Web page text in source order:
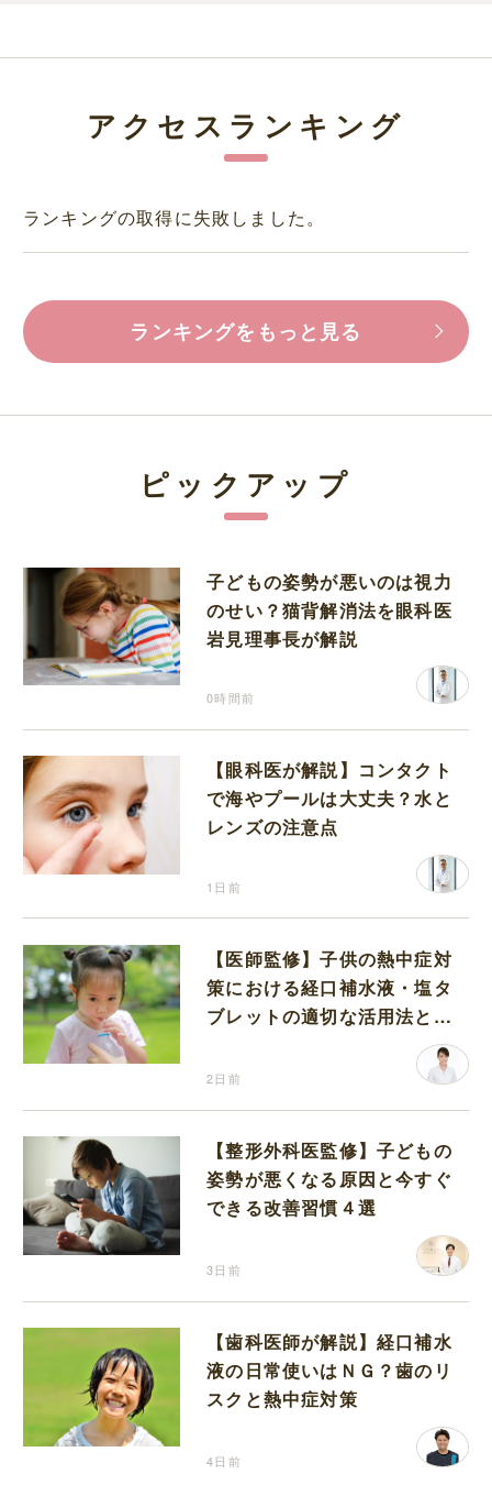
アクセスランキング
ランキングの取得に失敗しました。
ランキングをもっと見る
ピックアップ
子どもの姿勢が悪いのは視力
のせい？猫背解消法を眼科医
岩見理事長が解説
0時間前
【眼科医が解説】コンタクト
で海やプールは大丈夫？水と
レンズの注意点
1日前
【医師監修】子供の熱中症対
策における経口補水液・塩タ
ブレットの適切な活用法と水
2日前
【整形外科医監修】子どもの
姿勢が悪くなる原因と今すぐ
できる改善習慣４選
3日前
【歯科医師が解説】経口補水
液の日常使いはＮＧ？歯のリ
スクと熱中症対策
4日前